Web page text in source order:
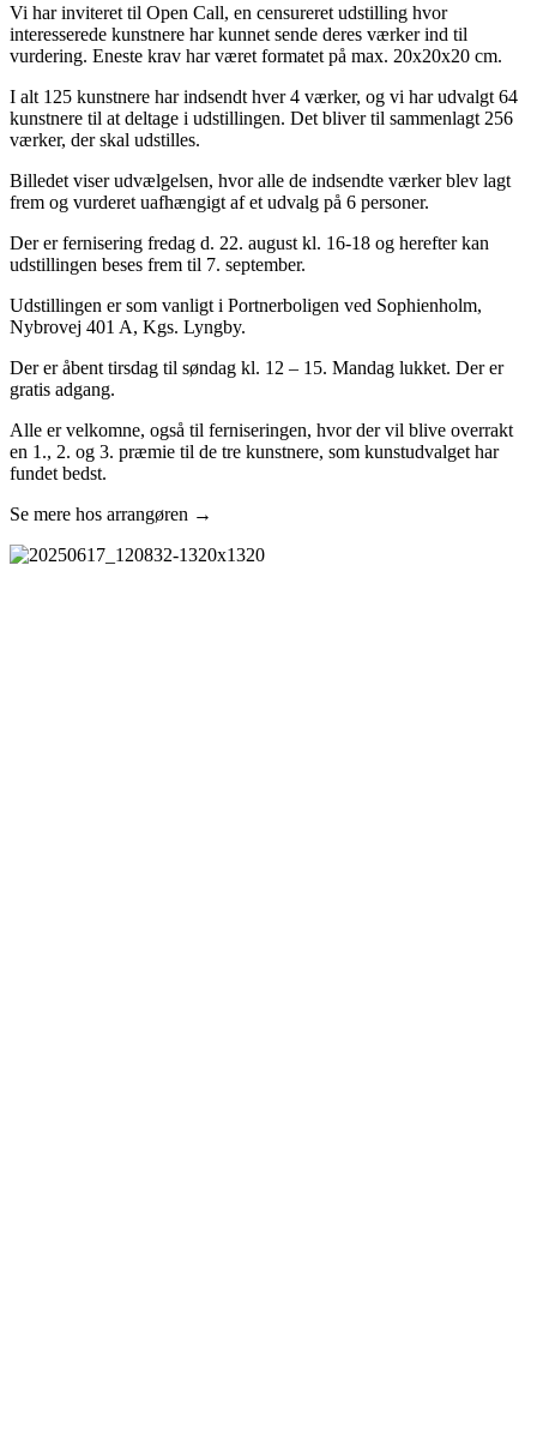
Vi har inviteret til Open Call, en censureret udstilling hvor
interesserede kunstnere har kunnet sende deres værker ind til
vurdering. Eneste krav har været formatet på max. 20x20x20 cm.
I alt 125 kunstnere har indsendt hver 4 værker, og vi har udvalgt 64
kunstnere til at deltage i udstillingen. Det bliver til sammenlagt 256
værker, der skal udstilles.
Billedet viser udvælgelsen, hvor alle de indsendte værker blev lagt
frem og vurderet uafhængigt af et udvalg på 6 personer.
Der er fernisering fredag d. 22. august kl. 16-18 og herefter kan
udstillingen beses frem til 7. september.
Udstillingen er som vanligt i Portnerboligen ved Sophienholm,
Nybrovej 401 A, Kgs. Lyngby.
Der er åbent tirsdag til søndag kl. 12 – 15. Mandag lukket. Der er
gratis adgang.
Alle er velkomne, også til ferniseringen, hvor der vil blive overrakt
en 1., 2. og 3. præmie til de tre kunstnere, som kunstudvalget har
fundet bedst.
Se mere hos arrangøren →